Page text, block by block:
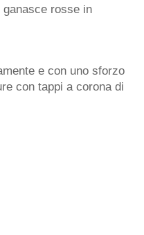
ganasce rosse in
e con uno sforzo
con tappi a corona di